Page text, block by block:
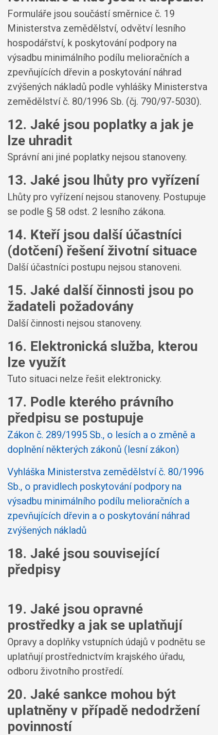
Formuláře jsou součástí směrnice č. 19
Ministerstva zemědělství, odvětví lesního
hospodářství, k poskytování podpory na
výsadbu minimálního podílu melioračních a
zpevňujících dřevin a poskytování náhrad
zvýšených nákladů podle vyhlášky Ministerstva
zemědělství č. 80/1996 Sb. (čj. 790/97-5030).
12. Jaké jsou poplatky a jak je
lze uhradit
Správní ani jiné poplatky nejsou stanoveny.
13. Jaké jsou lhůty pro vyřízení
Lhůty pro vyřízení nejsou stanoveny. Postupuje
se podle § 58 odst. 2 lesního zákona.
14. Kteří jsou další účastníci
(dotčení) řešení životní situace
Další účastníci postupu nejsou stanoveni.
15. Jaké další činnosti jsou po
žadateli požadovány
Další činnosti nejsou stanoveny.
16. Elektronická služba, kterou
lze využít
Tuto situaci nelze řešit elektronicky.
17. Podle kterého právního
předpisu se postupuje
Zákon č. 289/1995 Sb., o lesích a o změně a
doplnění některých zákonů (lesní zákon)
Vyhláška Ministerstva zemědělství č. 80/1996
Sb., o pravidlech poskytování podpory na
výsadbu minimálního podílu melioračních a
zpevňujících dřevin a o poskytování náhrad
zvýšených nákladů
18. Jaké jsou související
předpisy
19. Jaké jsou opravné
prostředky a jak se uplatňují
Opravy a doplňky vstupních údajů v podnětu se
uplatňují prostřednictvím krajského úřadu,
odboru životního prostředí.
20. Jaké sankce mohou být
uplatněny v případě nedodržení
povinností